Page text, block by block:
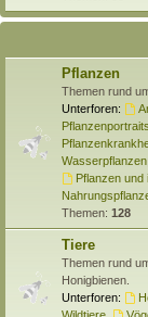
Pflanzen
Themen rund
Unterforen:
Wasserpflanzen
Pflanzen und
Themen: 128
Tiere
Themen rund
Honigbienen.
Unterforen: